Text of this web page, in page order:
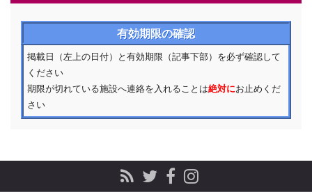
有効期限の確認
掲載日（左上の日付）と有効期限（記事下部）を必ず確認して
ください
期限が切れている施設へ連絡を入れることは絶対にお止めくだ
さい